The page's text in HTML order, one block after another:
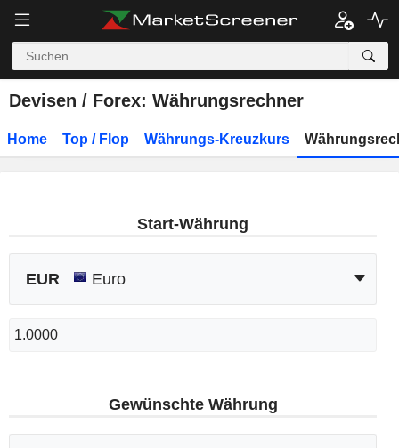
Devisen / Forex: Währungsrechner
Home Top / Flop Währungs-Kreuzkurs
Start-Währung
EUR Euro
Gewünschte Währung